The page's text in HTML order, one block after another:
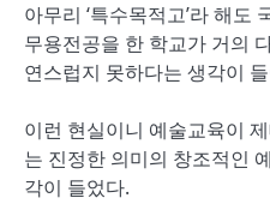
아무리 ‘특수목적고’라 해도
무용전공을 한 학교가 거의
연스럽지 못하다는 생각이
이런 현실이니 예술교육이
는 진정한 의미의 창조적인
각이 들었다.